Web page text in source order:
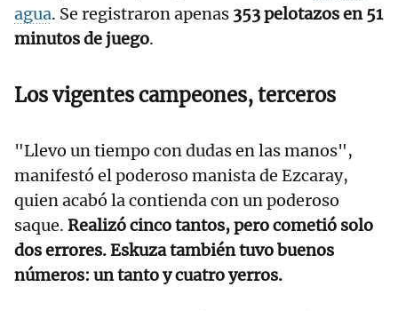
agua. Se registraron apenas 353 pelotazos en 51
minutos de juego.
Los vigentes campeones, terceros
"Llevo un tiempo con dudas en las manos",
manifestó el poderoso manista de Ezcaray,
quien acabó la contienda con un poderoso
saque. Realizó cinco tantos, pero cometió solo
dos errores. Eskuza también tuvo buenos
números: un tanto y cuatro yerros.